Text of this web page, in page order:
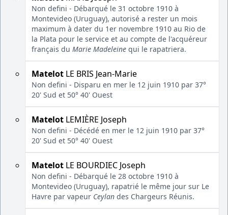
Non defini - Débarqué le 31 octobre 1910 à
Montevideo (Uruguay), autorisé a rester un mois
maximum à dater du 1er novembre 1910 au Rio de
la Plata pour le service et au compte de l'acquéreur
français du Marie Madeleine qui le rapatriera.
Matelot LE BRIS Jean-Marie
Non defini - Disparu en mer le 12 juin 1910 par 37°
20' Sud et 50° 40' Ouest
Matelot LEMIÈRE Joseph
Non defini - Décédé en mer le 12 juin 1910 par 37°
20' Sud et 50° 40' Ouest
Matelot LE BOURDIEC Joseph
Non defini - Débarqué le 28 octobre 1910 à
Montevideo (Uruguay), rapatrié le même jour sur Le
Havre par vapeur Ceylan des Chargeurs Réunis.